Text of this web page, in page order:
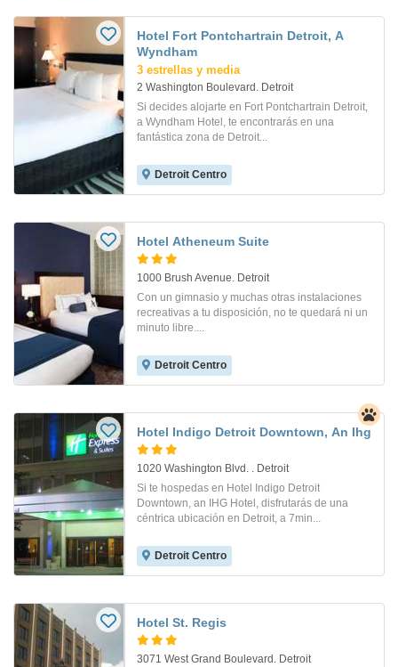
Hotel Fort Pontchartrain Detroit, A
Wyndham
3 estrellas y media
2 Washington Boulevard. Detroit
Si decides alojarte en Fort Pontchartrain Detroit,
a Wyndham Hotel, te encontrarás en una
fantástica zona de Detroit...
Detroit Centro
Hotel Atheneum Suite
1000 Brush Avenue. Detroit
Con un gimnasio y muchas otras instalaciones
recreativas a tu disposición, no te quedará ni un
minuto libre....
Detroit Centro
Hotel Indigo Detroit Downtown, An Ihg
1020 Washington Blvd. . Detroit
Si te hospedas en Hotel Indigo Detroit
Downtown, an IHG Hotel, disfrutarás de una
céntrica ubicación en Detroit, a 7min...
Detroit Centro
Hotel St. Regis
3071 West Grand Boulevard. Detroit